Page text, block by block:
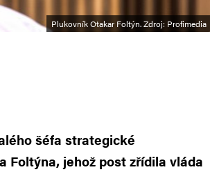
Plukovník Otakar Foltýn. Zdroj: Profimedia
šéfa strategické
Foltýna, jehož post zřídila vláda